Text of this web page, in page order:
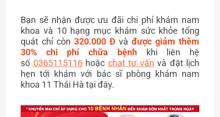
Bạn sẽ nhận được ưu đãi chi phí khám nam
khoa và 10 hạng mục khám sức khỏe tổng
quát chỉ còn 320.000 Đ và được giảm thêm
30% chi phí chữa bệnh
khi liên hệ
số 0365115116 hoặc chat tư vấn và đặt lịch
hẹn tới khám với bác sĩ phòng khám nam
khoa 11 Thái Hà tại đây.